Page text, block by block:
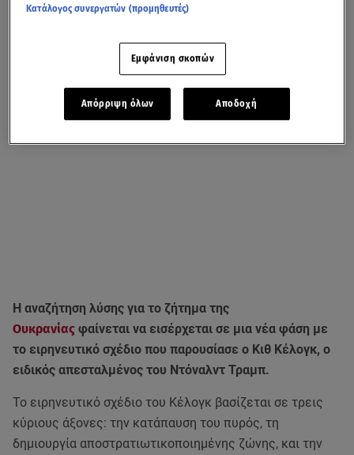
Η αναζήτηση λύσης για το ζήτημα της
Ουκρανίας φαίνεται να εισέρχεται σε μια νέα φάση με
το ειρηνευτικό σχέδιο που παρουσίασε ο Κιθ Κέλογκ, ο
ειδικός απεσταλμένος του Ντόναλντ Τραμπ.
Το ειρηνευτικό σχέδιο του Κέλογκ βασίζεται σε τρεις
κύριους άξονες: την κατάπαυση του πυρός, τη
δημιουργία αποστρατιωτικοποιημένης ζώνης, και την
Κατάλογος συνεργατών (προμηθευτές)
Εμφάνιση σκοπών
Απόρριψη όλων Αποδοχή